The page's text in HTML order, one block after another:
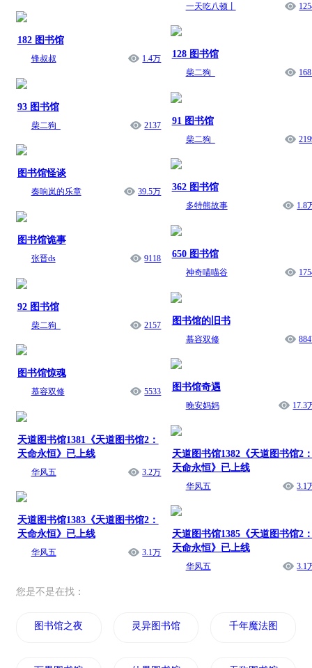
182 图书馆
锋叔叔 1.4万
93 图书馆
柴二狗_ 2137
图书馆怪谈
奏响岚的乐章 39.5万
图书馆诡事
张晋ds 9118
92 图书馆
柴二狗_ 2157
图书馆惊魂
慕容双修 5533
天道图书馆1381《天道图书馆2：
天命永恒》已上线
华风五 3.2万
天道图书馆1383《天道图书馆2：
天命永恒》已上线
华风五 3.1万
一天吃八顿丨
128 图书馆
柴二狗_
91 图书馆
柴二狗_
362 图书馆
多特熊故事 1.8
650 图书馆
神奇喵喵谷
图书馆的旧书
慕容双修
图书馆奇遇
晚安妈妈 17.3
天道图书馆1382《天道图书馆2
天命永恒》已上线
华风五 3.1
天道图书馆1385《天道图书馆2
天命永恒》已上线
华风五 3.1
您是不是在找：
图书馆之夜 灵异图书馆 千年魔法图书馆